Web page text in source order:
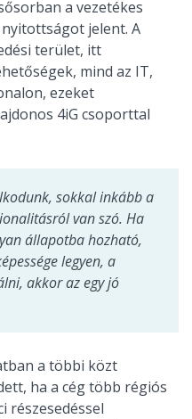
a vezetékes
jelent. A
terület, itt
mind az IT,
ezeket
4iG csoporttal
sokkal inkább a
van szó. Ha
állapotba hozható,
legyen, a
akkor az egy jó
a többi közt
ha a cég több régiós
részesedéssel